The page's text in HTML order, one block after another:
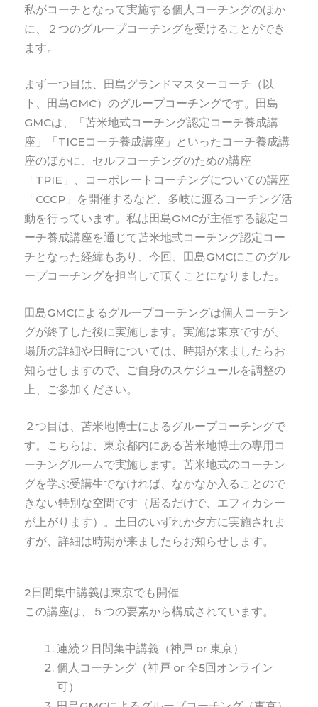
私がコーチとなって実施する個人コーチングのほか
に、２つのグループコーチングを受けることができ
ます。
まず一つ目は、田島グランドマスターコーチ（以
下、田島GMC）のグループコーチングです。田島
GMCは、「苫米地式コーチング認定コーチ養成講
座」「TICEコーチ養成講座」といったコーチ養成講
座のほかに、セルフコーチングのための講座
「TPIE」、コーポレートコーチングについての講座
「CCCP」を開催するなど、多岐に渡るコーチング活
動を行っています。私は田島GMCが主催する認定コ
ーチ養成講座を通じて苫米地式コーチング認定コー
チとなった経緯もあり、今回、田島GMCにこのグル
ープコーチングを担当して頂くことになりました。
田島GMCによるグループコーチングは個人コーチン
グが終了した後に実施します。実施は東京ですが、
場所の詳細や日時については、時期が来ましたらお
知らせしますので、ご自身のスケジュールを調整の
上、ご参加ください。
２つ目は、苫米地博士によるグループコーチングで
す。こちらは、東京都内にある苫米地博士の専用コ
ーチングルームで実施します。苫米地式のコーチン
グを学ぶ受講生でなければ、なかなか入ることので
きない特別な空間です（居るだけで、エフィカシー
が上がります）。土日のいずれか夕方に実施されま
すが、詳細は時期が来ましたらお知らせします。
2日間集中講義は東京でも開催
この講座は、５つの要素から構成されています。
連続２日間集中講義（神戸 or 東京）
個人コーチング（神戸 or 全5回オンライン
可）